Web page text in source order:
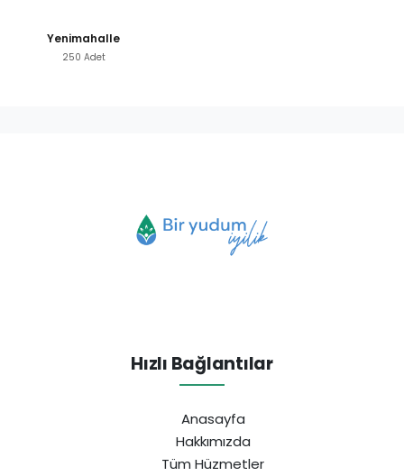
Yenimahalle
250 Adet
Hızlı Bağlantılar
Anasayfa
Hakkımızda
Tüm Hüzmetler